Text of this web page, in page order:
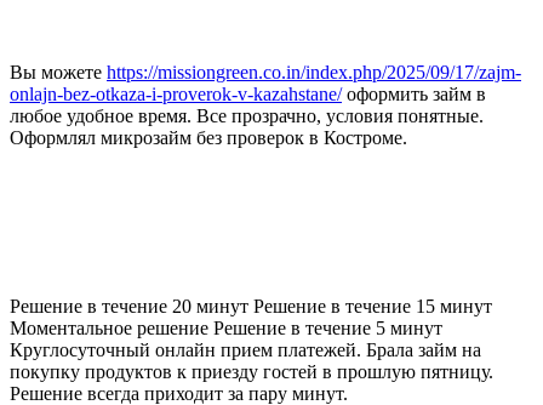
Вы можете https://missiongreen.co.in/index.php/2025/09/17/zajm-
onlajn-bez-otkaza-i-proverok-v-kazahstane/оформить займ в
любое удобное время. Все прозрачно, условия понятные.
Оформлял микрозайм без проверок в Костроме.
Решение в течение 20 минут Решение в течение 15 минут
Моментальное решение Решение в течение 5 минут
Круглосуточный онлайн прием платежей. Брала займ на
покупку продуктов к приезду гостей в прошлую пятницу.
Решение всегда приходит за пару минут.